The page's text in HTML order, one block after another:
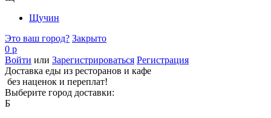
Щучин
Это ваш город? Закрыто
0 р
Войти или Зарегистрироваться Регистрация
Доставка еды из ресторанов и кафе
без наценок и переплат!
Выберите город доставки:
Б